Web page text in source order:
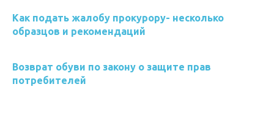
Как подать жалобу прокурору- несколько
образцов и рекомендаций
Возврат обуви по закону о защите прав
потребителей